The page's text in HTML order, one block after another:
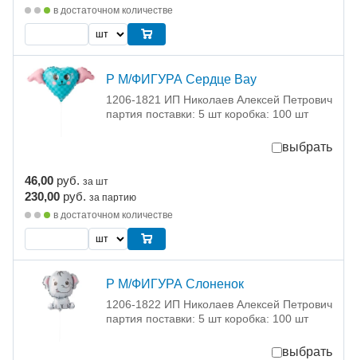
в достаточном количестве
Р М/ФИГУРА Сердце Вау
1206-1821 ИП Николаев Алексей Петрович
партия поставки: 5 шт коробка: 100 шт
выбрать
46,00 руб. за шт
230,00 руб. за партию
в достаточном количестве
Р М/ФИГУРА Слоненок
1206-1822 ИП Николаев Алексей Петрович
партия поставки: 5 шт коробка: 100 шт
выбрать